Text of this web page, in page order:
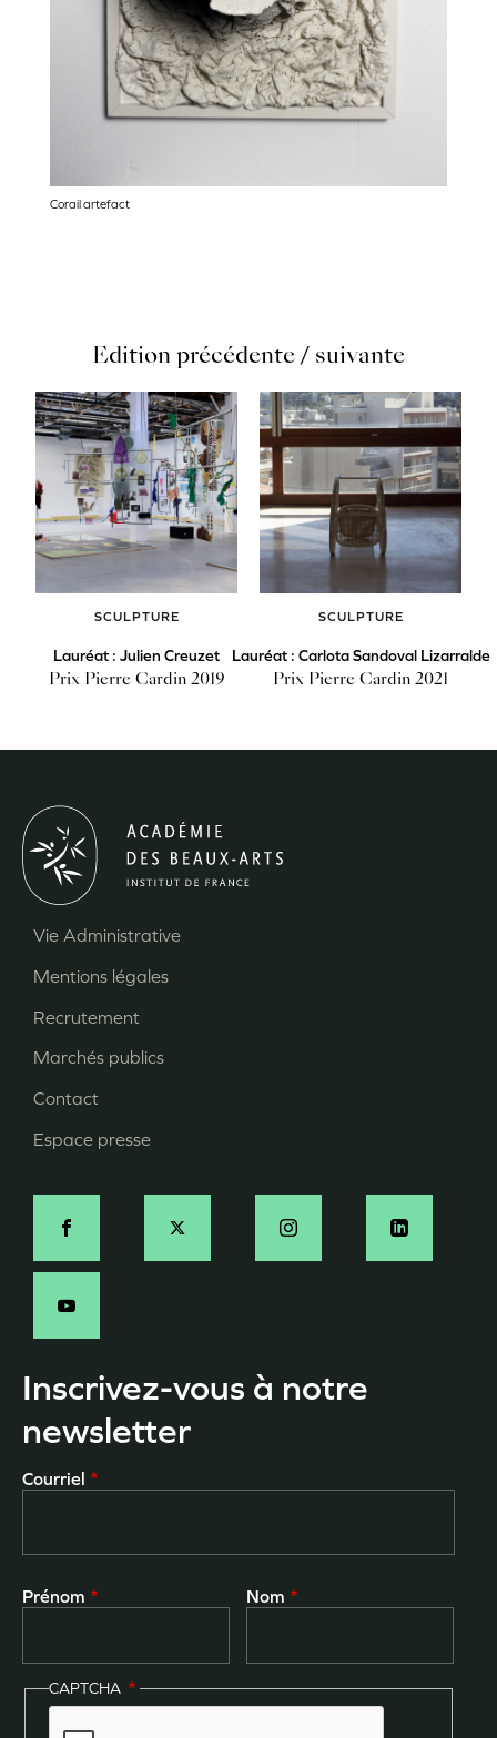
Corail artefact
Edition précédente / suivante
SCULPTURE
Lauréat : Julien Creuzet
Prix Pierre Cardin 2019
SCULPTURE
Lauréat : Carlota Sandoval Lizarralde
Prix Pierre Cardin 2021
Pied
de
page
Vie Administrative
Mentions légales
Recrutement
Marchés publics
Contact
Espace presse
Social
Inscrivez-vous à notre
newsletter
Courriel
Prénom Nom
CAPTCHA